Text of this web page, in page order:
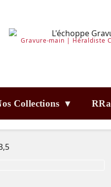
Gravure-main | Héraldiste
Collections ▾